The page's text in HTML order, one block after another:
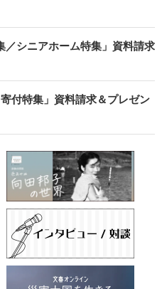
／シニアホーム特集」資料請求
付特集」資料請求＆プレゼン